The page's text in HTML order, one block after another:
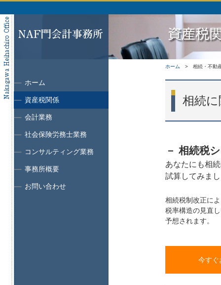
ホーム
資産税関係
会計業務
社会保険労務士業務
コンサルティング業務
事務所概要
お問い合わせ
ホーム 相続・不動
相続
－ 相続税
あなたにも相
試算してみま
相続税制改正に
税率構造の見直
予想されます。
今すぐ